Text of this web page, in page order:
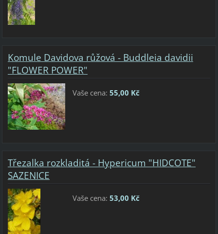
Komule Davidova růžová - Buddleia davidii
"FLOWER POWER"
Vaše cena: 55,00 Kč
Třezalka rozkladitá - Hypericum "HIDCOTE"
SAZENICE
Vaše cena: 53,00 Kč